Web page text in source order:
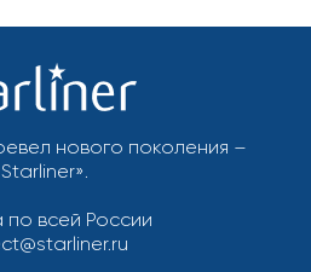
нового поколения –
по всей России